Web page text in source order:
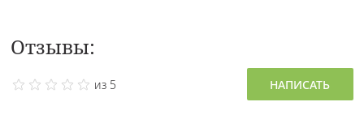
Отзывы:
из 5 НАПИСАТЬ